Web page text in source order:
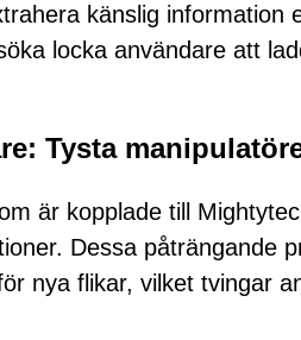
känslig information
locka användare att
Tysta
är kopplade till
Dessa påträngande
nya flikar, vilket tvingar